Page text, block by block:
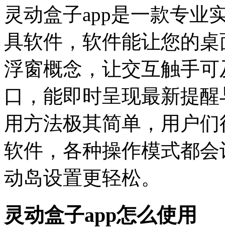
灵动盒子app是一款专业
具软件，软件能让您的
浮窗概念，让交互触手
口，能即时呈现最新提
用方法极其简单，用户
软件，各种操作模式都
动岛设置更轻松。
灵动盒子app怎么使用